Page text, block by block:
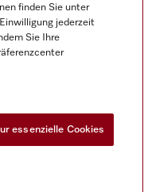
finden Sie unter
jederzeit
Sie Ihre
essenzielle Cookies